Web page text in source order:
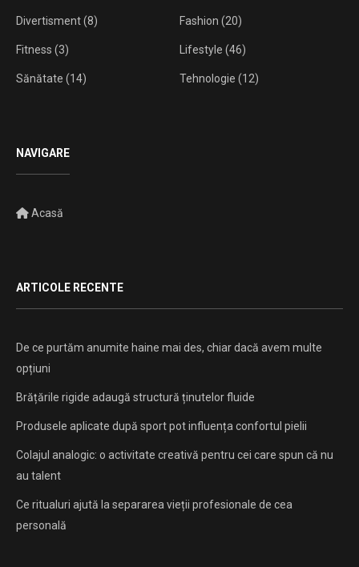
Divertisment(8) Fashion (20)
Fitness (3) Lifestyle (46)
Sănătate (14) Tehnologie (12)
NAVIGARE
Acasă
ARTICOLE RECENTE
De ce purtăm anumite haine mai des, chiar dacă avem multe
opțiuni
Brățările rigide adaugă structură ținutelor fluide
Produsele aplicate după sport pot influența confortul pielii
Colajul analogic: o activitate creativă pentru cei care spun că nu
au talent
Ce ritualuri ajută la separarea vieții profesionale de cea
personală